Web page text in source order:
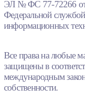
ЭЛ № ФС 77-72266 от
Федеральной
информационных
Все права на любые
защищены в
международным
собственности.